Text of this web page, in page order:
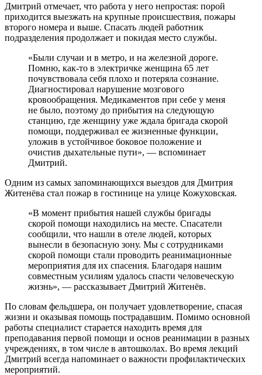
Дмитрий отмечает, что работа у него непростая: порой
приходится выезжать на крупные происшествия, пожары
второго номера и выше. Спасать людей работник
подразделения продолжает и покидая место службы.
«Были случаи и в метро, и на железной дороге.
Помню, как-то в электричке женщина 65 лет
почувствовала себя плохо и потеряла сознание.
Диагностировал нарушение мозгового
кровообращения. Медикаментов при себе у меня
не было, поэтому до прибытия на следующую
станцию, где женщину уже ждала бригада скорой
помощи, поддерживал ее жизненные функции,
уложив в устойчивое боковое положение и
очистив дыхательные пути», — вспоминает
Дмитрий.
Одним из самых запоминающихся выездов для Дмитрия
Житенёва стал пожар в гостинице на улице Кожуховская.
«В момент прибытия нашей службы бригады
скорой помощи находились на месте. Спасатели
сообщили, что нашли в отеле людей, которых
вынесли в безопасную зону. Мы с сотрудниками
скорой помощи стали проводить реанимационные
мероприятия для их спасения. Благодаря нашим
совместным усилиям удалось спасти человеческую
жизнь», — рассказывает Дмитрий Житенёв.
По словам фельдшера, он получает удовлетворение, спасая
жизни и оказывая помощь пострадавшим. Помимо основной
работы специалист старается находить время для
преподавания первой помощи и основ реанимации в разных
учреждениях, в том числе в автошколах. Во время лекций
Дмитрий всегда напоминает о важности профилактических
мероприятий.